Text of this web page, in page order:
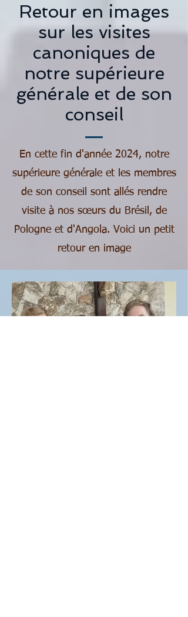
Retour en images
sur les visites
canoniques de
notre supérieure
générale et de son
conseil
En cette fin d'année 2024, notre
supérieure générale et les membres
de son conseil sont allés rendre
visite à nos sœurs du Brésil, de
Pologne et d'Angola. Voici un petit
retour en image